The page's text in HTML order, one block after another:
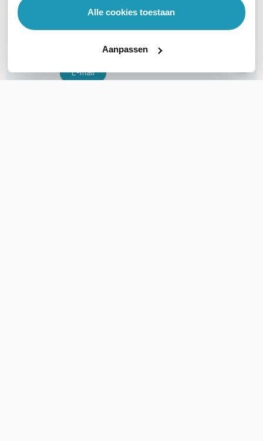
Alle cookies toestaan
Aanpassen
Vraag het onze experts!
E-mail